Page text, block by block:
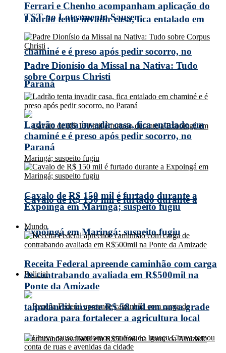
Ladrão tenta invadir casa, fica entalado em
chaminé e é preso após pedir socorro, no
Paraná
Cavalo de R$ 150 mil é furtado durante a
Expoingá em Maringá; suspeito fugiu
Policial
Ferrari e Chenho acompanham aplicação do
TST no Loteamento Sausen
Padre Dionísio da Missal na Nativa: Tudo
sobre Corpus Christi
Ladrão tenta invadir casa, fica entalado em
chaminé e é preso após pedir socorro, no
Paraná
Cavalo de R$ 150 mil é furtado durante a
Expoingá em Maringá; suspeito fugiu
Mundo
Receita Federal apreende caminhão com carga
de contrabando avaliada em R$500mil na
Ponte da Amizade
taipulândia investe R$ 58 mil em nova grade
aradora para fortalecer a agricultura local